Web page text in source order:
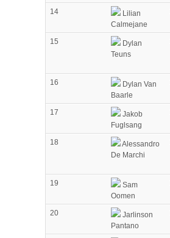
14
Lilian
Calmejane
15
Dylan
Teuns
16
Dylan Van
Baarle
17
Jakob
Fuglsang
18
Alessandro
De Marchi
19
Sam
Oomen
20
Jarlinson
Pantano